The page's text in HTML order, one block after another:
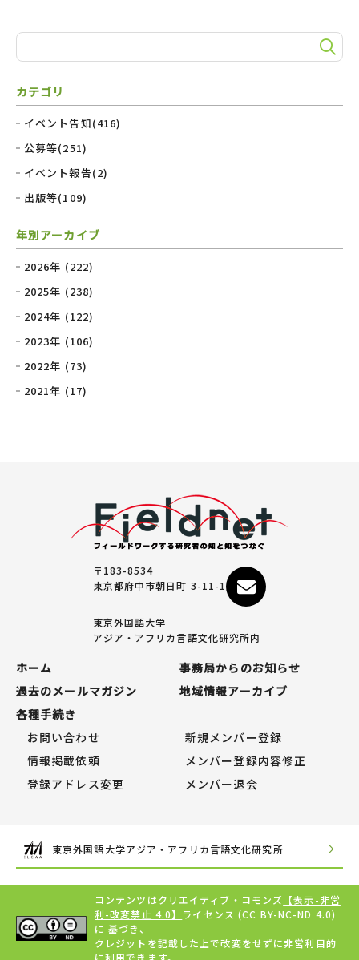
カテゴリ
イベント告知(416)
公募等(251)
イベント報告(2)
出版等(109)
年別アーカイブ
2026年 (222)
2025年 (238)
2024年 (122)
2023年 (106)
2022年 (73)
2021年 (17)
〒183-8534
東京都府中市朝日町 3-11-1
東京外国語大学
アジア・アフリカ言語文化研究所内
ホーム
事務局からのお知らせ
過去のメールマガジン
地域情報アーカイブ
各種手続き
お問い合わせ
新規メンバー登録
情報掲載依頼
メンバー登録内容修正
登録アドレス変更
メンバー退会
東京外国語大学アジア・アフリカ言語文化研究所
コンテンツはクリエイティブ・コモンズ 【表示-非営
利-改変禁止 4.0】 ライセンス (CC BY-NC-ND 4.0)
に 基づき、
クレジットを記載した上で改変をせずに非営利目的
に利用できます。